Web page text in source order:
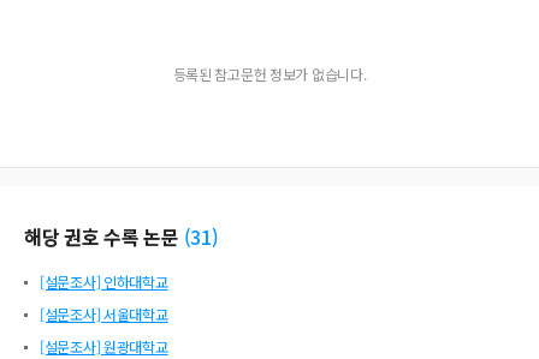
등록된 참고문헌 정보가 없습니다.
해당 권호 수록 논문 (31)
[설문조사] 인하대학교
[설문조사] 서울대학교
[설문조사] 원광대학교